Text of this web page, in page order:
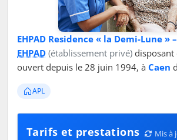
EHPAD Residence « la Demi-Lune »
EHPAD (établissement privé) disposant
ouvert depuis le 28 juin 1994, à Caen
APL
Tarifs et prestations Mis à